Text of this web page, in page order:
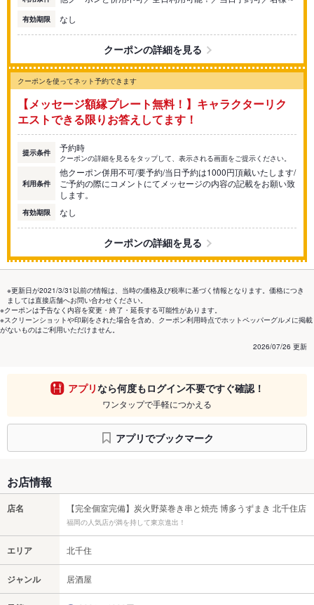
有効期限 なし
クーポンの詳細を見る
クーポンを使ってネット予約できます
【メッセージ額縁プレート無料！】キャラクターリク
エストできる限りお答えしてます！
提示条件 予約時
クーポンの詳細を見るをタップして、表示される画面をご提示ください。
利用条件
他クーポン併用不可/要予約/当日予約は1000円頂戴いたします/
ご予約の際にコメントにてメッセージの内容の記載をお願い致
します。
有効期限 なし
クーポンの詳細を見る
※更新日が2021/3/31以前の情報は、当時の価格及び税率に基づく情報となります。価格につき
ましては直接店舗へお問い合わせください。
※クーポンは予告なく内容を変更・終了・延長する可能性があります。
※スクリーンショットや印刷をされた場合を含め、クーポン利用時点でホットペッパーグルメに掲載
がないものはご利用いただけません。
2026/07/26 更新
アプリなら何度もログイン不要ですぐ確認！
ワンタップで手軽につかえる
アプリでブックマーク
お店情報
店名 【完全個室完備】炭火野菜巻き串と焼売 博多うずまき 北千住店
福岡の人気店が満を持して東京進出！
エリア 北千住
ジャンル 居酒屋